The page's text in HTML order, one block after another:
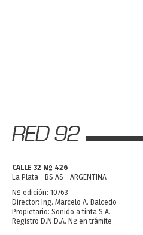
CALLE 32 Nº 426
La Plata - BS AS - ARGENTINA
Nº edición: 10763
Director: Ing. Marcelo A. Balcedo
Propietario: Sonido a tinta S.A.
Registro D.N.D.A. Nº en trámite